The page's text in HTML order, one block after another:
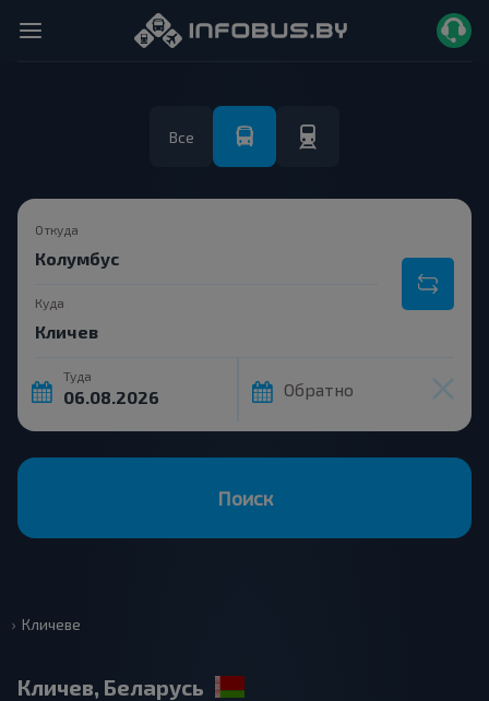
Все
Откуда
Куда
Туда
Обратно
Поиск
Кличеве
Кличев, Беларусь